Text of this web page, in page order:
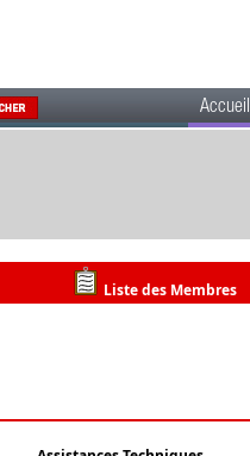
Accueil
Liste des Membres